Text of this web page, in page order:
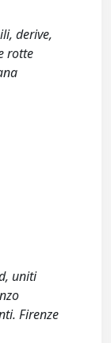
derive,
rotte
uniti
Firenze